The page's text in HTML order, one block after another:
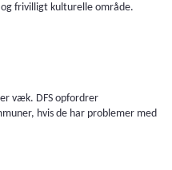
frivilligt kulturelle område.
væk. DFS opfordrer
hvis de har problemer med